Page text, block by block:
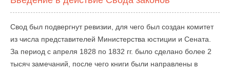
Свод был подвергнут ревизии, для чего был создан комитет
из числа представителей Министерства юстиции и Сената.
За период с апреля 1828 по 1832 гг. было сделано более 2
тысяч замечаний, после чего книги были направлены в